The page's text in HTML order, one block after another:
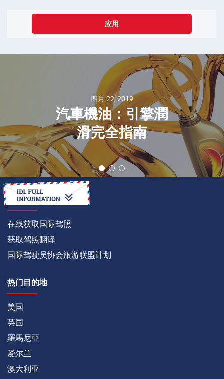
应用
四月 22, 2019
汽車機油：引擎潤
滑完全指南
如何
在线获取国际驾照
获取驾照翻译
国际驾驶员协会旅游联盟计划
热门目的地
美国
英国
羅馬尼亞
爱尔兰
澳大利亚